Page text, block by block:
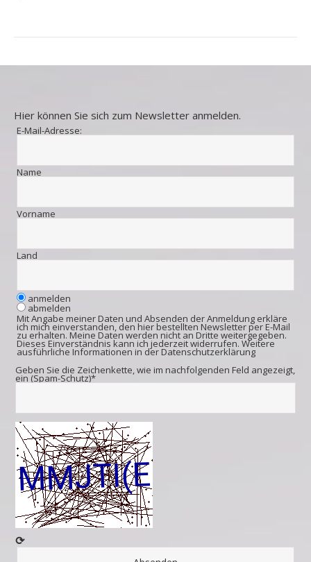
Hier können Sie sich zum Newsletter anmelden.
E-Mail-Adresse:
Name
Vorname
Land
anmelden
abmelden
Mit Angabe meiner Daten und Absenden der Anmeldung erkläre
ich mich einverstanden, den hier bestellten Newsletter per E-Mail
zu erhalten. Meine Daten werden nicht an Dritte weitergegeben.
Dieses Einverständnis kann ich jederzeit widerrufen. Weitere
ausführliche Informationen in der Datenschutzerklärung
Geben Sie die Zeichenkette, wie im nachfolgenden Feld angezeigt,
ein (Spam-Schutz)*
⟳